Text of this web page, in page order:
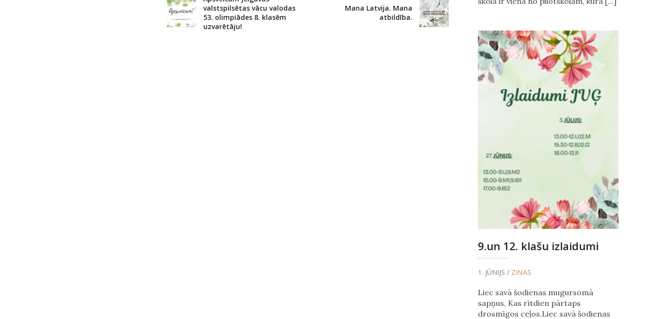
valstspilsētas vācu valodas
53. olimpiādes 8. klasēm
uzvarētāju!
Mana Latvija. Mana
atbildība.
9.un 12. klašu izlaidumi
1. JŪNIJS / ZIŅAS
Liec savā šodienas mugursomā
sapņus, Kas rītdien pārtaps
drosmīgos ceļos.Liec savā šodienas